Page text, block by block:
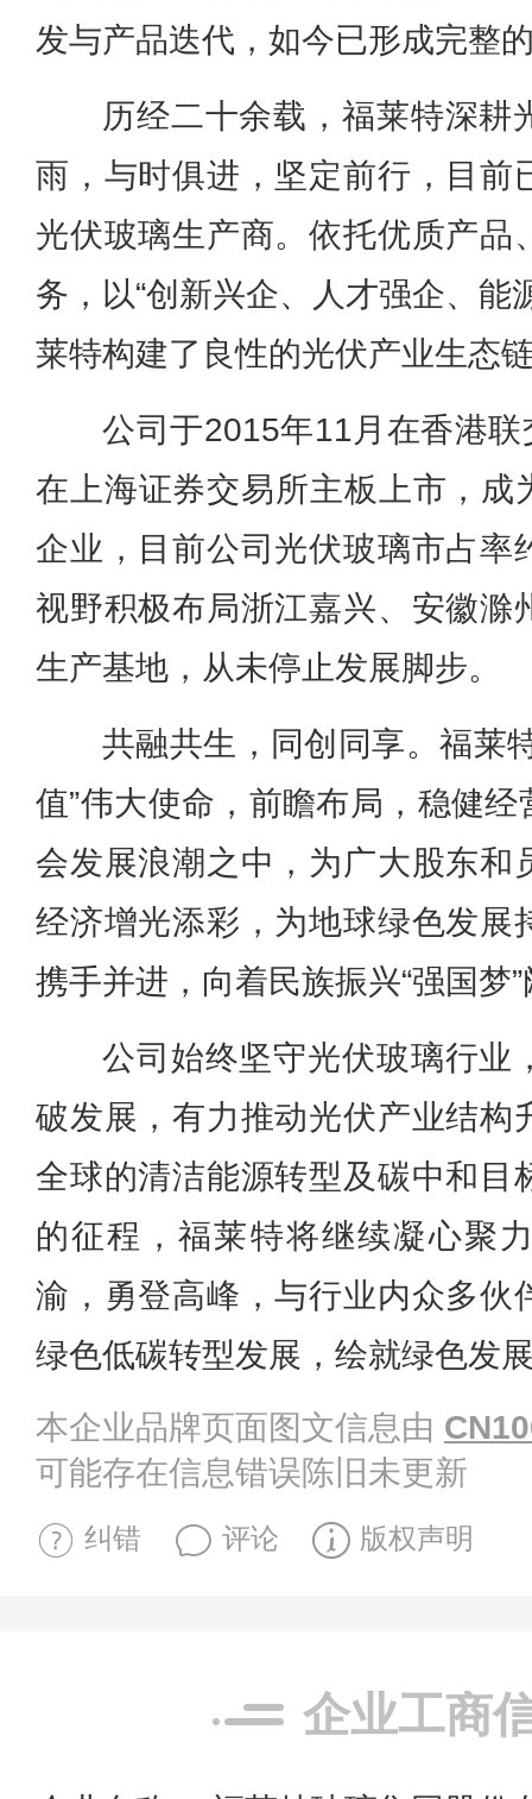
发与产品迭代，如今已形成完整
历经二十余载，福莱特深耕
雨，与时俱进，坚定前行，目前
光伏玻璃生产商。依托优质产品
务，以“创新兴企、人才强企、能
莱特构建了良性的光伏产业生态
公司于2015年11月在香港
在上海证券交易所主板上市，成
企业，目前公司光伏玻璃市占率
视野积极布局浙江嘉兴、安徽滁
生产基地，从未停止发展脚步。
共融共生，同创同享。福莱
值”伟大使命，前瞻布局，稳健
会发展浪潮之中，为广大股东和
经济增光添彩，为地球绿色发展
携手并进，向着民族振兴“强国梦
公司始终坚守光伏玻璃行业
破发展，有力推动光伏产业结构
全球的清洁能源转型及碳中和目
的征程，福莱特将继续凝心聚
渝，勇登高峰，与行业内众多伙
绿色低碳转型发展，绘就绿色发
本企业品牌页面图文信息由
可能存在信息错误陈旧未更新
纠错 评论 版权声明
企业工商